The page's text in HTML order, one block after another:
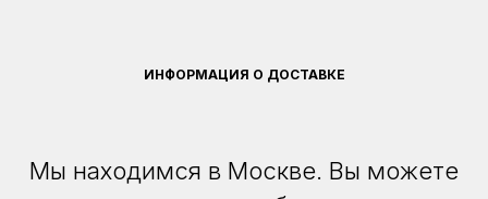
ИНФОРМАЦИЯ О ДОСТАВКЕ
Мы находимся в Москве. Вы можете